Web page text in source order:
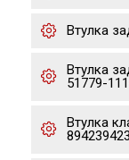
Втулка
Втулка
51779-
Втулка